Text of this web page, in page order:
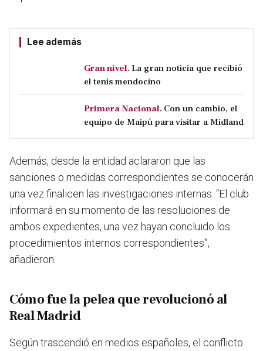
Lee además
Gran nivel. La gran noticia que recibió
el tenis mendocino
Primera Nacional. Con un cambio, el
equipo de Maipú para visitar a Midland
Además, desde la entidad aclararon que las
sanciones o medidas correspondientes se conocerán
una vez finalicen las investigaciones internas. “El club
informará en su momento de las resoluciones de
ambos expedientes, una vez hayan concluido los
procedimientos internos correspondientes”,
añadieron.
Cómo fue la pelea que revolucionó al
Real Madrid
Según trascendió en medios españoles, el conflicto